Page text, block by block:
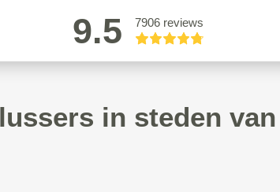
9.5 7906 reviews
in steden